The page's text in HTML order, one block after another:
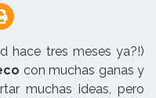
hace tres meses ya?!)
con muchas ganas y
muchas ideas, pero